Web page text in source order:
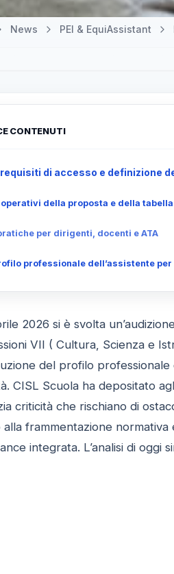
News PEI & EquiAssistant
CONTENUTI
di accesso e definizione
della proposta e della tabella
per dirigenti, docenti e ATA
professionale dell’assistente
2026 si è svolta
VII ( Cultura, Scienza e
del profilo
CISL Scuola ha depositato
criticità che rischiano di
alla frammentazione
integrata. L’analisi di oggi